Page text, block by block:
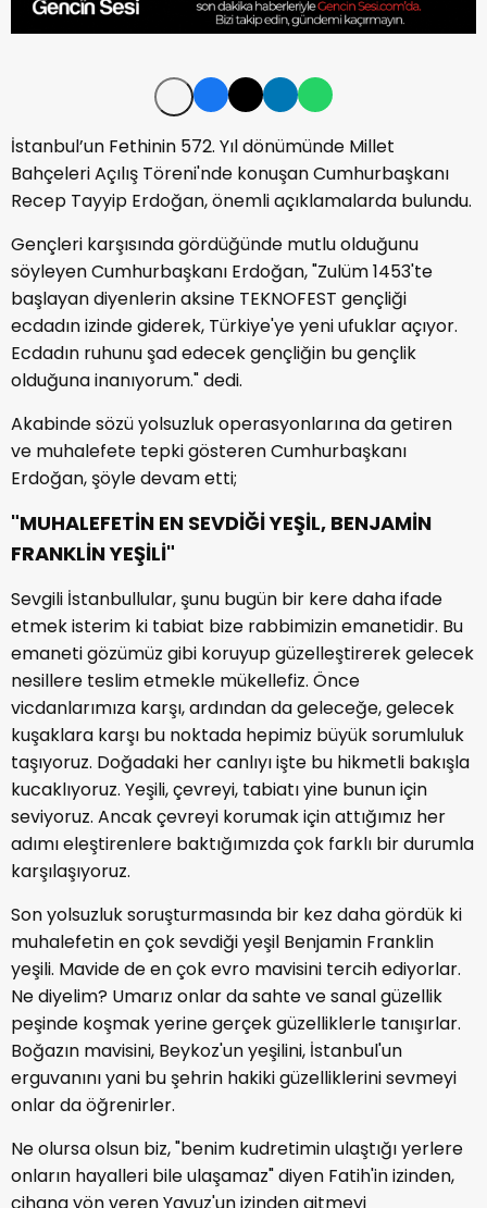
İstanbul’un Fethinin 572. Yıl dönümünde Millet
Bahçeleri Açılış Töreni'nde konuşan Cumhurbaşkanı
Recep Tayyip Erdoğan, önemli açıklamalarda bulundu.
Gençleri karşısında gördüğünde mutlu olduğunu
söyleyen Cumhurbaşkanı Erdoğan, "Zulüm 1453'te
başlayan diyenlerin aksine TEKNOFEST gençliği
ecdadın izinde giderek, Türkiye'ye yeni ufuklar açıyor.
Ecdadın ruhunu şad edecek gençliğin bu gençlik
olduğuna inanıyorum." dedi.
Akabinde sözü yolsuzluk operasyonlarına da getiren
ve muhalefete tepki gösteren Cumhurbaşkanı
Erdoğan, şöyle devam etti;
"MUHALEFETİN EN SEVDİĞİ YEŞİL, BENJAMİN
FRANKLİN YEŞİLİ"
Sevgili İstanbullular, şunu bugün bir kere daha ifade
etmek isterim ki tabiat bize rabbimizin emanetidir. Bu
emaneti gözümüz gibi koruyup güzelleştirerek gelecek
nesillere teslim etmekle mükellefiz. Önce
vicdanlarımıza karşı, ardından da geleceğe, gelecek
kuşaklara karşı bu noktada hepimiz büyük sorumluluk
taşıyoruz. Doğadaki her canlıyı işte bu hikmetli bakışla
kucaklıyoruz. Yeşili, çevreyi, tabiatı yine bunun için
seviyoruz. Ancak çevreyi korumak için attığımız her
adımı eleştirenlere baktığımızda çok farklı bir durumla
karşılaşıyoruz.
Son yolsuzluk soruşturmasında bir kez daha gördük ki
muhalefetin en çok sevdiği yeşil Benjamin Franklin
yeşili. Mavide de en çok evro mavisini tercih ediyorlar.
Ne diyelim? Umarız onlar da sahte ve sanal güzellik
peşinde koşmak yerine gerçek güzelliklerle tanışırlar.
Boğazın mavisini, Beykoz'un yeşilini, İstanbul'un
erguvanını yani bu şehrin hakiki güzelliklerini sevmeyi
onlar da öğrenirler.
Ne olursa olsun biz, "benim kudretimin ulaştığı yerlere
onların hayalleri bile ulaşamaz" diyen Fatih'in izinden,